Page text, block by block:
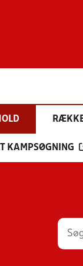
KAMPSØGNING